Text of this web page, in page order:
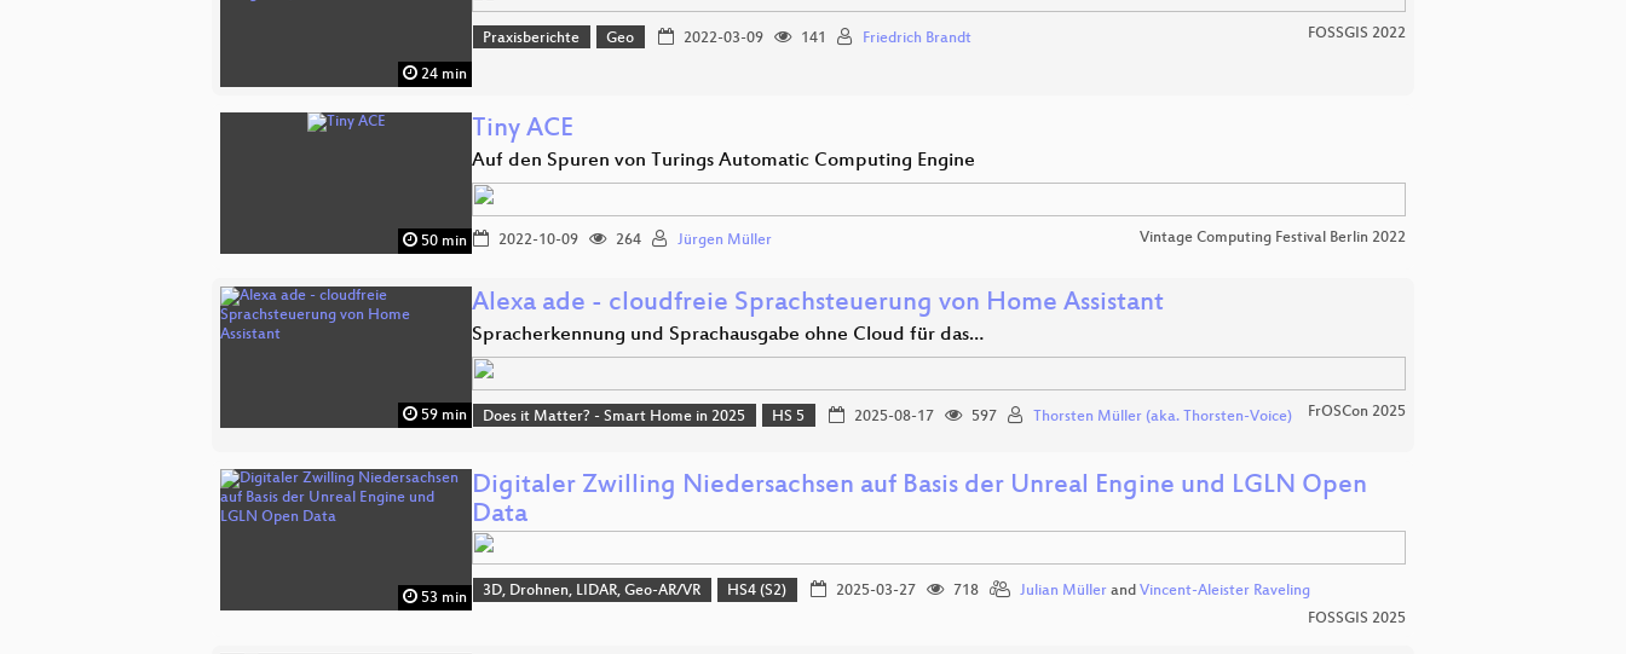
24 min
Praxisberichte Geo 2022-03-09 141 Friedrich Brandt FOSSGIS 2022
50 min
Tiny ACE
Auf den Spuren von Turings Automatic Computing Engine
2022-10-09 264 Jürgen Müller Vintage Computing Festival Berlin 2022
59 min
Alexa ade - cloudfreie Sprachsteuerung von Home Assistant
Spracherkennung und Sprachausgabe ohne Cloud für das…
Does it Matter? - Smart Home in 2025 HS 5 2025-08-17 597 Thorsten Müller (aka. Thorsten-Voice) FrOSCon 2025
53 min
Digitaler Zwilling Niedersachsen auf Basis der Unreal Engine und LGLN Open
Data
3D, Drohnen, LIDAR, Geo-AR/VR HS4 (S2) 2025-03-27 718 Julian Müllerand Vincent-Aleister Raveling
FOSSGIS 2025